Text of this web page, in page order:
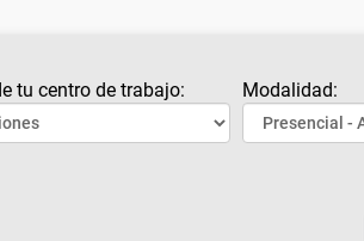
tu centro de trabajo: Modalidad: